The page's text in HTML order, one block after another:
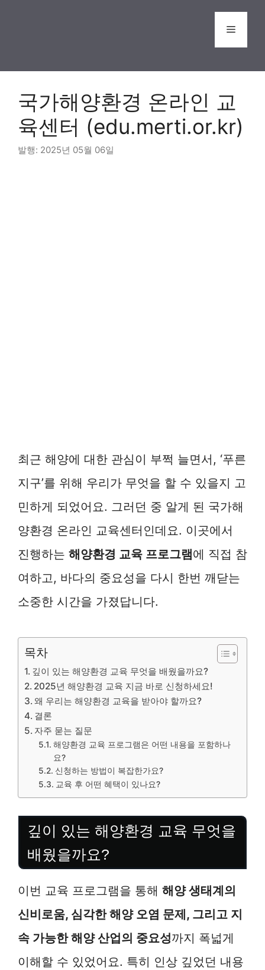
Menu
국가해양환경 온라인 교
육센터 (edu.merti.or.kr)
2025년 05월 06일
최근 해양에 대한 관심이 부쩍 늘면서, ‘푸른
지구’를 위해 우리가 무엇을 할 수 있을지 고
민하게 되었어요. 그러던 중 알게 된 국가해
양환경 온라인 교육센터인데요. 이곳에서
진행하는 해양환경 교육 프로그램에 직접 참
여하고, 바다의 중요성을 다시 한번 깨닫는
소중한 시간을 가졌답니다.
목차
깊이 있는 해양환경 교육 무엇을 배웠을까요?
2025년 해양환경 교육 지금 바로 신청하세요!
왜 우리는 해양환경 교육을 받아야 할까요?
결론
자주 묻는 질문
해양환경 교육 프로그램은 어떤 내용을 포함하나
요?
신청하는 방법이 복잡한가요?
교육 후 어떤 혜택이 있나요?
깊이 있는 해양환경 교육 무엇을
배웠을까요?
이번 교육 프로그램을 통해 해양 생태계의
신비로움, 심각한 해양 오염 문제, 그리고 지
속 가능한 해양 산업의 중요성까지 폭넓게
이해할 수 있었어요. 특히 인상 깊었던 내용